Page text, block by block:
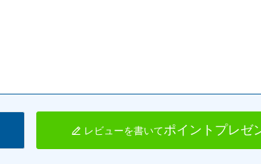
レビューを書いてポイントプレゼ